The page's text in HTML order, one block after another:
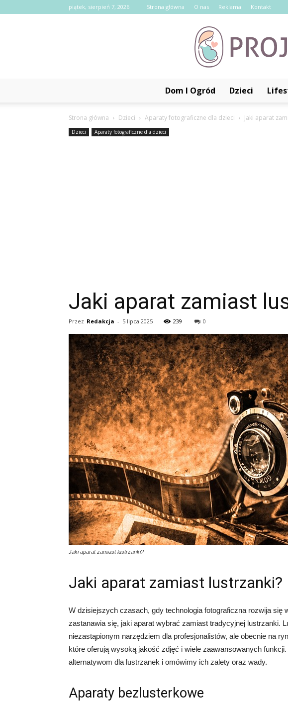
piątek, sierpień 7, 2026 Strona główna O nas Reklama Kontakt
Dom I Ogród Dzieci
Strona główna Dzieci Aparaty fotograficzne dla dzieci Jaki aparat
Dzieci Aparaty fotograficzne dla dzieci
Jaki aparat zamiast
Przez Redakcja - 5 lipca 2025 239 0
Jaki aparat zamiast lustrzanki?
Jaki aparat zamiast lustrzanki?
W dzisiejszych czasach, gdy technologia fotograficzna rozwija się
zastanawia się, jaki aparat wybrać zamiast tradycyjnej lustrzanki.
niezastąpionym narzędziem dla profesjonalistów, ale obecnie na
które oferują wysoką jakość zdjęć i wiele zaawansowanych
alternatywom dla lustrzanek i omówimy ich zalety oraz wady.
Aparaty bezlusterkowe